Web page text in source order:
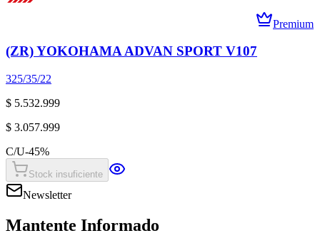
Premium
(ZR) YOKOHAMA ADVAN SPORT V107
325/35/22
$ 5.532.999
$ 3.057.999
C/U-45%
Stock insuficiente
Newsletter
Mantente Informado